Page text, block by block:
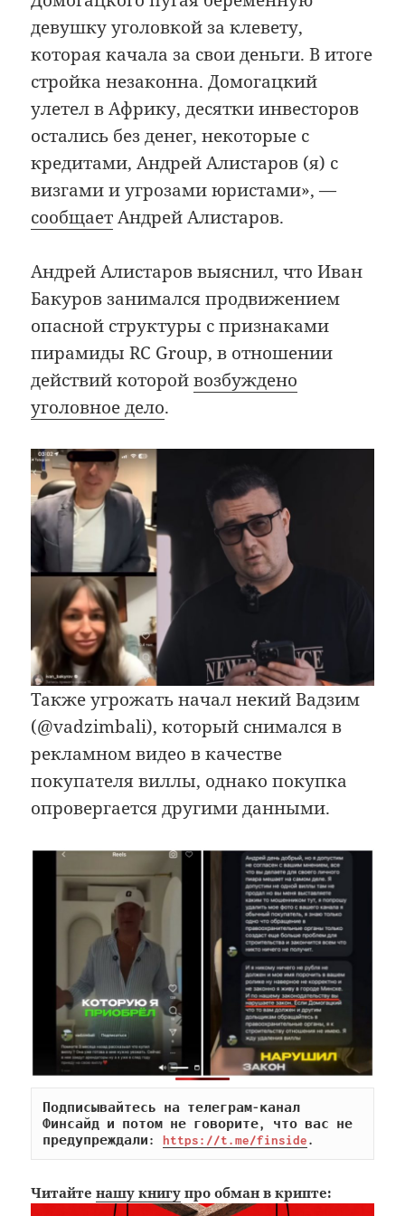
девушку уголовкой за клевету,
которая качала за свои деньги. В итоге
стройка незаконна. Домогацкий
улетел в Африку, десятки инвесторов
остались без денег, некоторые с
кредитами, Андрей Алистаров (я) с
визгами и угрозами юристами», —
сообщаетАндрей Алистаров.
Андрей Алистаров выяснил, что Иван
Бакуров занимался продвижением
опасной структуры с признаками
пирамиды RC Group, в отношении
действий которойвозбуждено
уголовное дело.
Также угрожать начал некий Вадзим
(@vadzimbali), который снимался в
рекламном видео в качестве
покупателя виллы, однако покупка
опровергается другими данными.
Подписывайтесь на телеграм-канал
Финсайд и потом не говорите, что вас не
предупреждали: https://t.me/finside.
Читайтенашу книгу про обман в крипте: